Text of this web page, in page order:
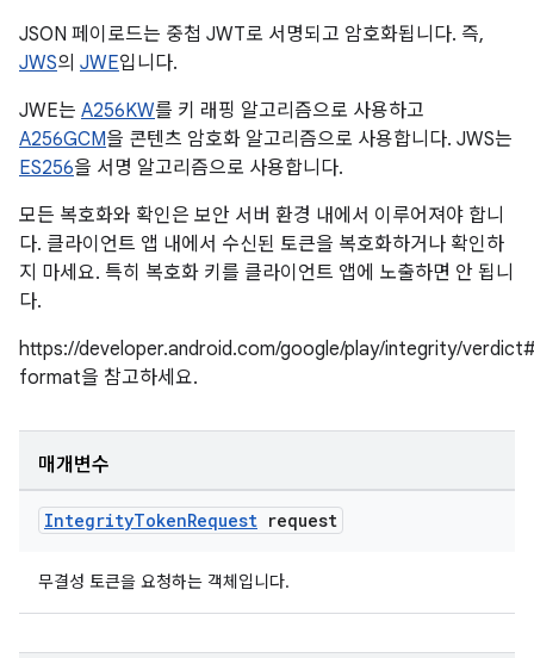
JSON 페이로드는 중첩 JWT로 서명되고 암호화됩니다. 즉,
JWS의 JWE입니다.
JWE는 A256KW를 키 래핑 알고리즘으로 사용하고
A256GCM을 콘텐츠 암호화 알고리즘으로 사용합니다. JWS는
ES256을 서명 알고리즘으로 사용합니다.
모든 복호화와 확인은 보안 서버 환경 내에서 이루어져야 합니
다. 클라이언트 앱 내에서 수신된 토큰을 복호화하거나 확인하
지 마세요. 특히 복호화 키를 클라이언트 앱에 노출하면 안 됩니
다.
https://developer.android.com/google/play/integrity/
format을 참고하세요.
매개변수
IntegrityTokenRequest request
무결성 토큰을 요청하는 객체입니다.